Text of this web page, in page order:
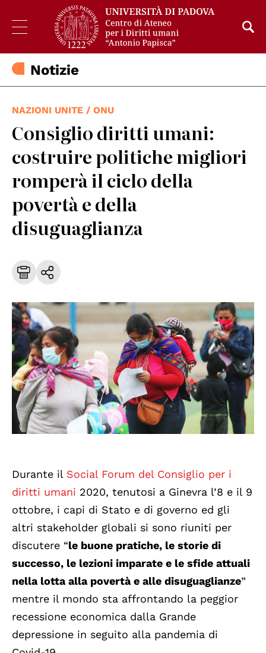
Notizie
NAZIONI UNITE / ONU
Consiglio diritti umani:
costruire politiche migliori
romperà il ciclo della
povertà e della
disuguaglianza
Durante il Social Forum del Consiglio per i
diritti umani 2020, tenutosi a Ginevra l’8 e il 9
ottobre, i capi di Stato e di governo ed gli
altri stakeholder globali si sono riuniti per
discutere “le buone pratiche, le storie di
successo, le lezioni imparate e le sfide attuali
nella lotta alla povertà e alle disuguaglianze”
mentre il mondo sta affrontando la peggior
recessione economica dalla Grande
depressione in seguito alla pandemia di